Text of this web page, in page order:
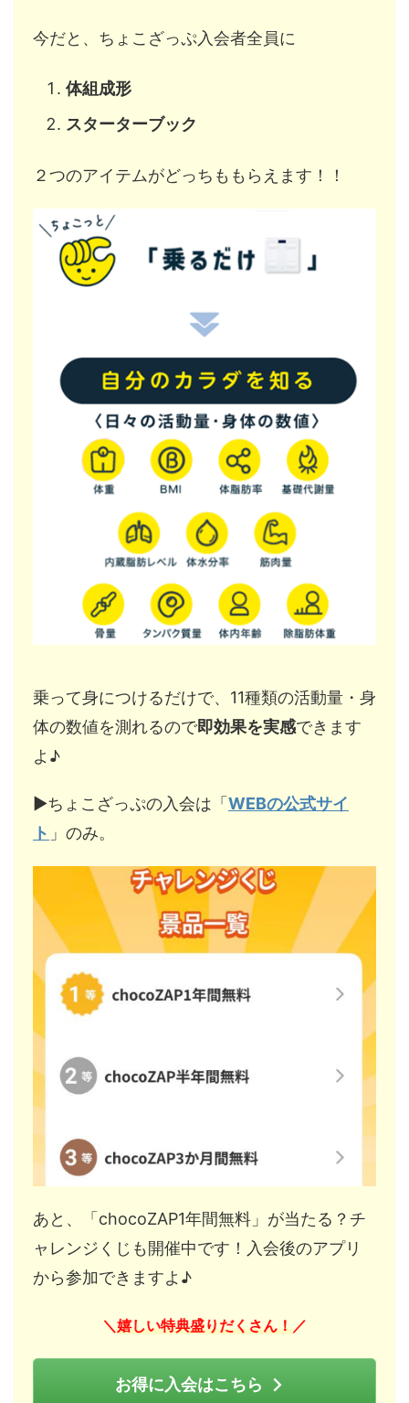
今だと、ちょこざっぷ入会者全員に
体組成形
スターターブック
２つのアイテムがどっちももらえます！！
乗って身につけるだけで、11種類の活動量・身
体の数値を測れるので即効果を実感できます
よ♪
▶︎ちょこざっぷの入会は「 WEBの公式サイ
ト 」のみ。
あと、「chocoZAP1年間無料」が当たる？チ
ャレンジくじも開催中です！入会後のアプリ
から参加できますよ♪
＼ 嬉しい特典盛りだくさん！ ／
お得に入会はこちら